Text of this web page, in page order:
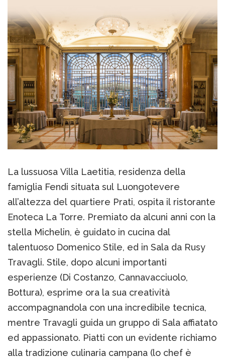
La lussuosa Villa Laetitia, residenza della
famiglia Fendi situata sul Luongotevere
all’altezza del quartiere Prati, ospita il ristorante
Enoteca La Torre. Premiato da alcuni anni con la
stella Michelin, è guidato in cucina dal
talentuoso Domenico Stile, ed in Sala da Rusy
Travagli. Stile, dopo alcuni importanti
esperienze (Di Costanzo, Cannavacciuolo,
Bottura), esprime ora la sua creatività
accompagnandola con una incredibile tecnica,
mentre Travagli guida un gruppo di Sala affiatato
ed appassionato. Piatti con un evidente richiamo
alla tradizione culinaria campana (lo chef è